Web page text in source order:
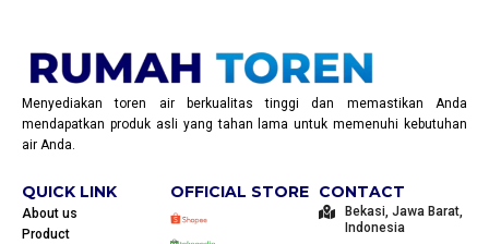
Menyediakan toren air berkualitas tinggi dan memastikan Anda
mendapatkan produk asli yang tahan lama untuk memenuhi kebutuhan
air Anda.
QUICK LINK
About us
Product
OFFICIAL STORE CONTACT
Bekasi, Jawa Barat,
Indonesia